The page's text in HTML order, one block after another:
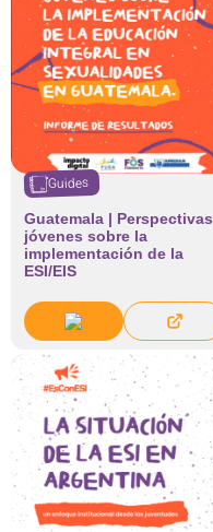
Guides
Guatemala | Perspectivas
jóvenes sobre la
implementación de la
ESI/EIS